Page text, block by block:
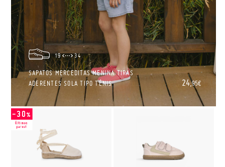
19 34
SAPATOS MERCEDITAS MENINA TIRAS
ADERENTES SOLA TIPO TÉNIS
24,95€